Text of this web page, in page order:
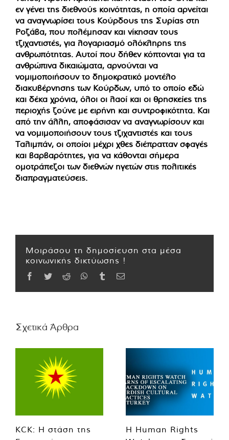
εν γένει της διεθνούς κοινότητας, η οποία αρνείται
να αναγνωρίσει τους Κούρδους της Συρίας στη
Ροζάβα, που πολέμησαν και νίκησαν τους
τζιχαντιστές, για λογαριασμό ολόκληρης της
ανθρωπότητας. Αυτοί που δήθεν κόπτονται για τα
ανθρώπινα δικαιώματα, αρνούνται να
νομιμοποιήσουν το δημοκρατικό μοντέλο
διακυβέρνησης των Κούρδων, υπό το οποίο εδώ
και δέκα χρόνια, όλοι οι λαοί και οι θρησκείες της
περιοχής ζούνε με ειρήνη και συντροφικότητα. Και
από την άλλη, αποφάσισαν να αναγνωρίσουν και
να νομιμοποιήσουν τους τζιχαντιστές και τους
Ταλιμπάν, οι οποίοι μέχρι χθες διέπρατταν σφαγές
και βαρβαρότητες, για να κάθονται σήμερα
ομοτράπεζοι των διεθνών ηγετών στις πολιτικές
διαπραγματεύσεις.
Μοιράσου τη δημοσίευση στα μέσα
κοινωνικής δικτύωσης !
Facebook
TwitterReddit WhatsApp
TumblrEmail
Σχετικά Άρθρα
KCK: Η στάση της
Η Human Rights